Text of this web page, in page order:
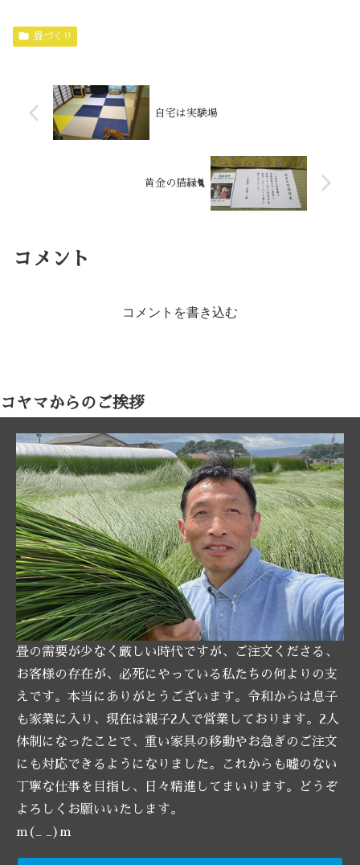
畳づくり
自宅は実験場
黄金の猫縁🐈
コメント
コメントを書き込む
コヤマからのご挨拶
畳の需要が少なく厳しい時代ですが、ご注文くださる、
お客様の存在が、必死にやっている私たちの何よりの支
えです。本当にありがとうございます。令和からは息子
も家業に入り、現在は親子2人で営業しております。2人
体制になったことで、重い家具の移動やお急ぎのご注文
にも対応できるようになりました。これからも嘘のない
丁寧な仕事を目指し、日々精進してまいります。どうぞ
よろしくお願いいたします。
m(_ _)m